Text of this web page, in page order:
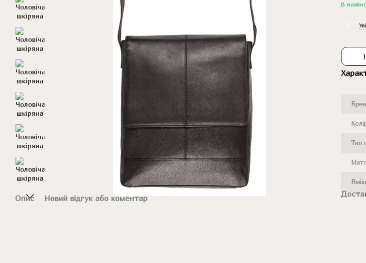
Опис Новий відгук або коментар
В
Тип